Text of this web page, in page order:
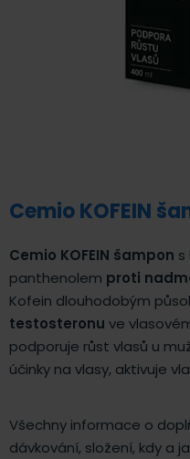
Cemio KOFEIN
Cemio KOFEIN šampon s
panthenolem proti
Kofein dlouhodobým
testosteronu ve
podporuje růst vlasů u
účinky na vlasy, aktivuje
Všechny informace o
dávkování, složení, kdy a